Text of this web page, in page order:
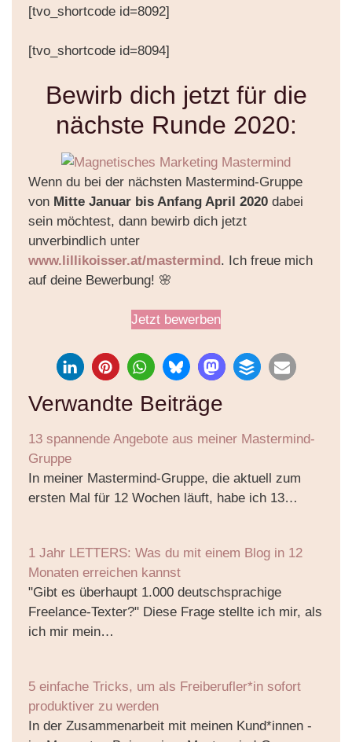
[tvo_shortcode id=8092]
[tvo_shortcode id=8094]
Bewirb dich jetzt für die
nächste Runde 2020:
Wenn du bei der nächsten Mastermind-Gruppe
von Mitte Januar bis Anfang April 2020dabei
sein möchtest, dann bewirb dich jetzt
unverbindlich unter
www.lillikoisser.at/mastermind. Ich freue mich
auf deine Bewerbung! 🌸
Jetzt bewerben
Verwandte Beiträge
13 spannende Angebote aus meiner Mastermind-
Gruppe
In meiner Mastermind-Gruppe, die aktuell zum
ersten Mal für 12 Wochen läuft, habe ich 13…
1 Jahr LETTERS: Was du mit einem Blog in 12
Monaten erreichen kannst
"Gibt es überhaupt 1.000 deutschsprachige
Freelance-Texter?" Diese Frage stellte ich mir, als
ich mir mein…
5 einfache Tricks, um als Freiberufler*in sofort
produktiver zu werden
In der Zusammenarbeit mit meinen Kund*innen -